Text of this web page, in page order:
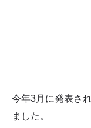
今年3月に発表さ
ました。